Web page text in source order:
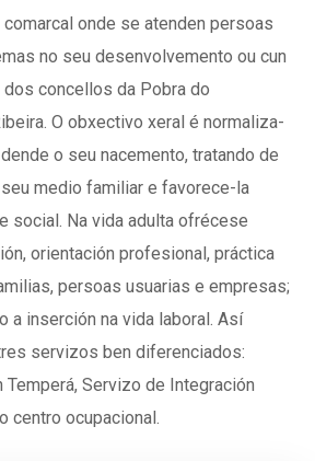
onde se atenden persoas
no seu desenvolvemento ou cun
concellos da Pobra do
O obxectivo xeral é normaliza-
o seu nacemento, tratando de
medio familiar e favorece-la
social. Na vida adulta ofrécese
orientación profesional, práctica
persoas usuarias e empresas;
a inserción na vida laboral. Así
servizos ben diferenciados:
Servizo de Integración
centro ocupacional.